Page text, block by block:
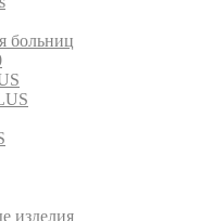
больниц
изделия